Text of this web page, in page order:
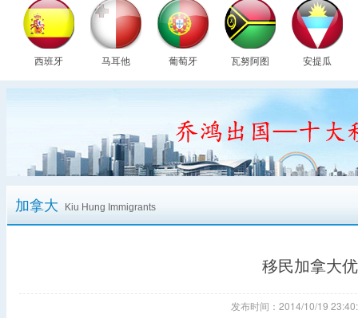
西班牙 马耳他 葡萄牙 瓦努阿图 安提瓜
加拿大 Kiu Hung Immigrants
移民加拿大
发布时间：2014/10/19